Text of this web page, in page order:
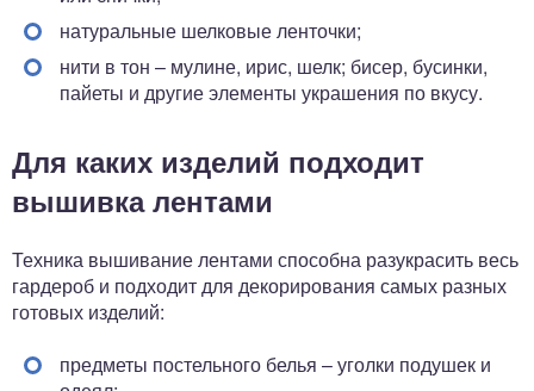
натуральные шелковые ленточки;
нити в тон – мулине, ирис, шелк; бисер, бусинки,
пайеты и другие элементы украшения по вкусу.
Для каких изделий подходит
вышивка лентами
Техника вышивание лентами способна разукрасить весь
гардероб и подходит для декорирования самых разных
готовых изделий:
предметы постельного белья – уголки подушек и